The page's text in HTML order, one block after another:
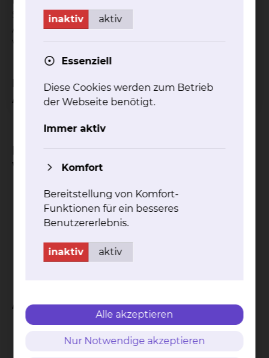
Stadt Braunschweig, zwei
Arbeitnehmervertreter/innen und zwei externen
Vertreter/innen:
Erster Stadtrat,
Aufsichtsratsvorsitzender
Christian A. Geiger
Ratsmitglieder und externe
Vertreter/innen
Annette Schütze (stellvertretende
Aufsichtsratsvorsitzende)
Nils Bader
Prof. Dr. Dirk Heinz
Markus Schlimme
Arbeitnehmervertreter/innen
Gunther Degenhardt
inaktiv aktiv
Essenziell
Diese Cookies werden zum Betrieb
der Webseite benötigt.
Immer aktiv
Komfort
Bereitstellung von Komfort-
Funktionen für ein besseres
Benutzererlebnis.
inaktiv aktiv
Alle akzeptieren
Nur Notwendige akzeptieren